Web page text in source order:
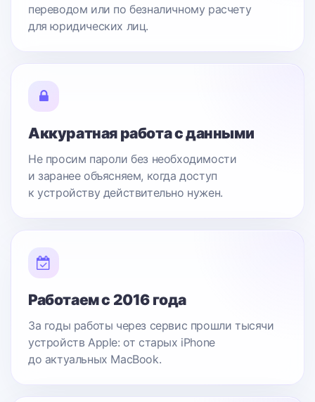
переводом или по безналичному расчету
для юридических лиц.
Аккуратная работа с данными
Не просим пароли без необходимости
и заранее объясняем, когда доступ
к устройству действительно нужен.
Работаем с 2016 года
За годы работы через сервис прошли тысячи
устройств Apple: от старых iPhone
до актуальных MacBook.